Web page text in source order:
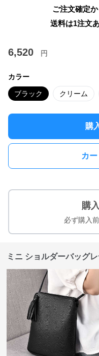
ご注文確定
送料は1注文
6,520 円
カラー
ブラック クリーム
購
カ
購
必ず購入
ミニ ショルダーバッグ